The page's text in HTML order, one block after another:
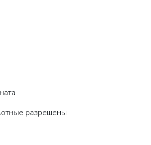
разрешены